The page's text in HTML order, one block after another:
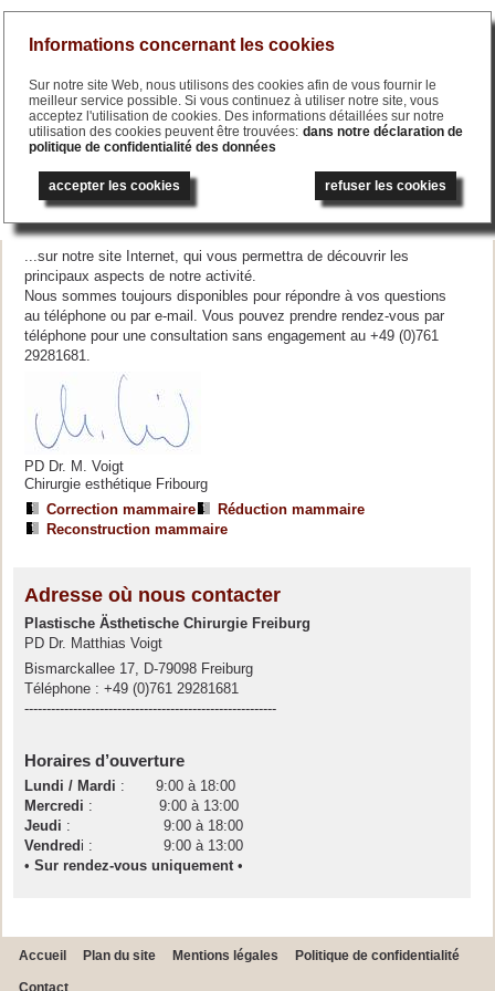
Informations concernant les cookies
Sur notre site Web, nous utilisons des cookies afin de vous fournir le
meilleur service possible. Si vous continuez à utiliser notre site, vous
acceptez l'utilisation de cookies. Des informations détaillées sur notre
utilisation des cookies peuvent être trouvées: dans notre déclaration de
politique de confidentialité des données
refuser les cookies
accepter les cookies
العربية
русский
Bienvenue
...sur notre site Internet, qui vous permettra de découvrir les
principaux aspects de notre activité.
Nous sommes toujours disponibles pour répondre à vos questions
au téléphone ou par e-mail. Vous pouvez prendre rendez-vous par
téléphone pour une consultation sans engagement au +49 (0)761
29281681.
PD Dr. M. Voigt
Chirurgie esthétique Fribourg
Correction mammaire
Réduction mammaire
Reconstruction mammaire
Adresse où nous contacter
Plastische Ästhetische Chirurgie Freiburg
PD Dr. Matthias Voigt
Bismarckallee 17, D-79098 Freiburg
Téléphone : +49 (0)761 29281681
---------------------------------------------------------
Horaires d’ouverture
Lundi / Mardi : 9:00 à 18:00
Mercredi : 9:00 à 13:00
Jeudi : 9:00 à 18:00
Vendredi : 9:00 à 13:00
•Sur rendez-vous uniquement•
Accueil Plan du site Mentions légales Politique de confidentialité
Contact